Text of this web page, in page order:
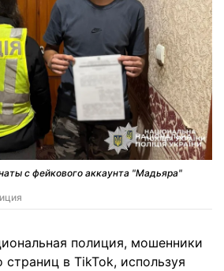
с фейкового аккаунта "Мадьяра"
полиция, мошенники
страниц в TikTok, используя